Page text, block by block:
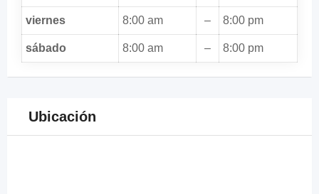
viernes 8:00 am – 8:00 pm
sábado 8:00 am – 8:00 pm
Ubicación